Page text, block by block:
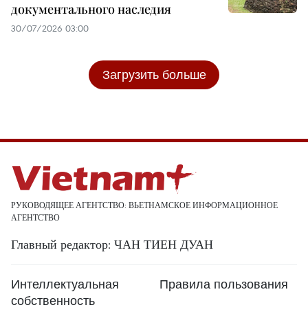
документального наследия
30/07/2026 03:00
Загрузить больше
РУКОВОДЯЩЕЕ АГЕНТСТВО: ВЬЕТНАМСКОЕ ИНФОРМАЦИОННОЕ
АГЕНТСТВО
Главный редактор: ЧАН ТИЕН ДУАН
Интеллектуальная
собственность
Правила пользования